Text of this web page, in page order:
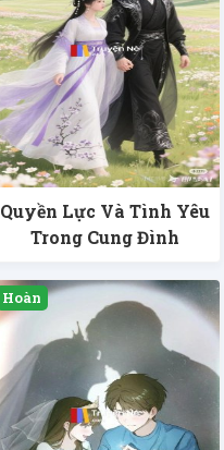
Quyền Lực Và Tình Yêu
Trong Cung Đình